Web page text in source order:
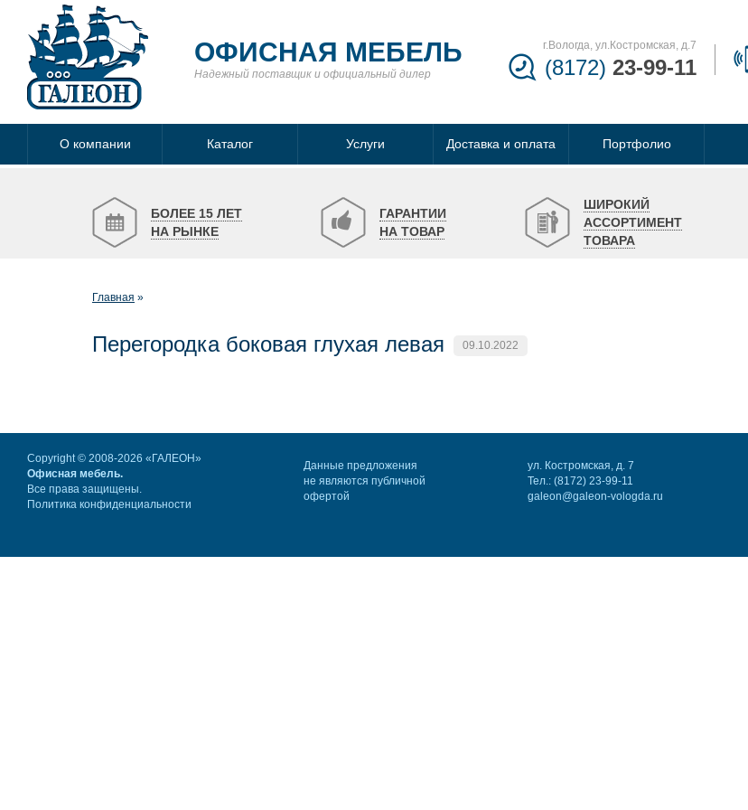
ОФИСНАЯ МЕБЕЛЬ
Надежный поставщик и официальный дилер
г.Вологда, ул.Костромская, д.7
(8172) 23-99-11
О компании Каталог Услуги Доставка и оплата Портфолио
БОЛЕЕ 15 ЛЕТ
НА РЫНКЕ
ГАРАНТИИ
НА ТОВАР
ШИРОКИЙ
АССОРТИМЕНТ
ТОВАРА
Главная
Перегородка боковая глухая левая 09.10.2022
Copyright © 2008-2026 «ГАЛЕОН»
Офисная мебель.
Все права защищены.
Политика конфиденциальности
Данные предложения
не являются публичной
офертой
ул. Костромская, д. 7
Тел.: (8172) 23-99-11
galeon@galeon-vologda.ru